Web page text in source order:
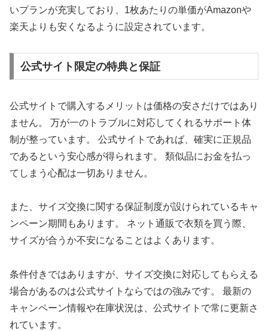
いプランが充実しており、1枚あたりの単価がAmazonや
楽天よりも安くなるように設定されています。
公式サイト限定の特典と保証
公式サイトで購入するメリットは価格の安さだけではあり
ません。 万が一のトラブルに対応してくれるサポート体
制が整っています。 公式サイトであれば、確実に正規品
であるという安心感が得られます。 類似品にお金を払っ
てしまう心配は一切ありません。
また、サイズ交換に関する保証制度が設けられているキャ
ンペーン期間もあります。 ネット通販で衣類を買う際、
サイズが合うか不安になることはよくあります。
条件付きではありますが、サイズ交換に対応してもらえる
場合があるのは公式サイトならではの強みです。 最新の
キャンペーン情報や在庫状況は、公式サイトで常に更新さ
れています。